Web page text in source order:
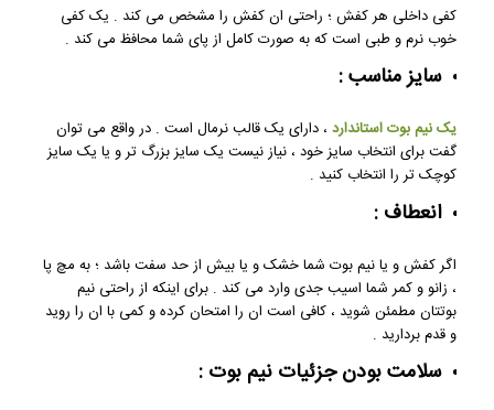
کفی داخلی هر کفش ؛ راحتی ان کفش را مشخص می کند . یک کفی
خوب نرم و طبی است که به صورت کامل از پای شما محافظ می کند .
سایز مناسب :
یک نیم بوت استاندارد ، دارای یک قالب نرمال است . در واقع می توان
گفت برای انتخاب سایز خود ، نیاز نیست یک سایز بزرگ تر و یا یک سایز
کوچک تر را انتخاب کنید .
انعطاف :
اگر کفش و یا نیم بوت شما خشک و یا بیش از حد سفت باشد ؛ به مچ پا
، زانو و کمر شما اسیب جدی وارد می کند . برای اینکه از راحتی نیم
بوتتان مطمئن شوید ، کافی است ان را امتحان کرده و کمی با ان را روید
و قدم بردارید .
سلامت بودن جزئیات نیم بوت :